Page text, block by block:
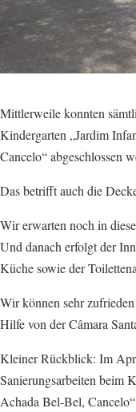
Mittlerweile konnten
Kindergarten „Jardim
Cancelo“ abgeschlossen
Das betrifft auch die
Wir erwarten noch in
Und danach erfolgt der
Küche sowie der
Wir können sehr
Hilfe von der Câmara
Kleiner Rückblick: Im
Sanierungsarbeiten beim
Achada Bel-Bel,